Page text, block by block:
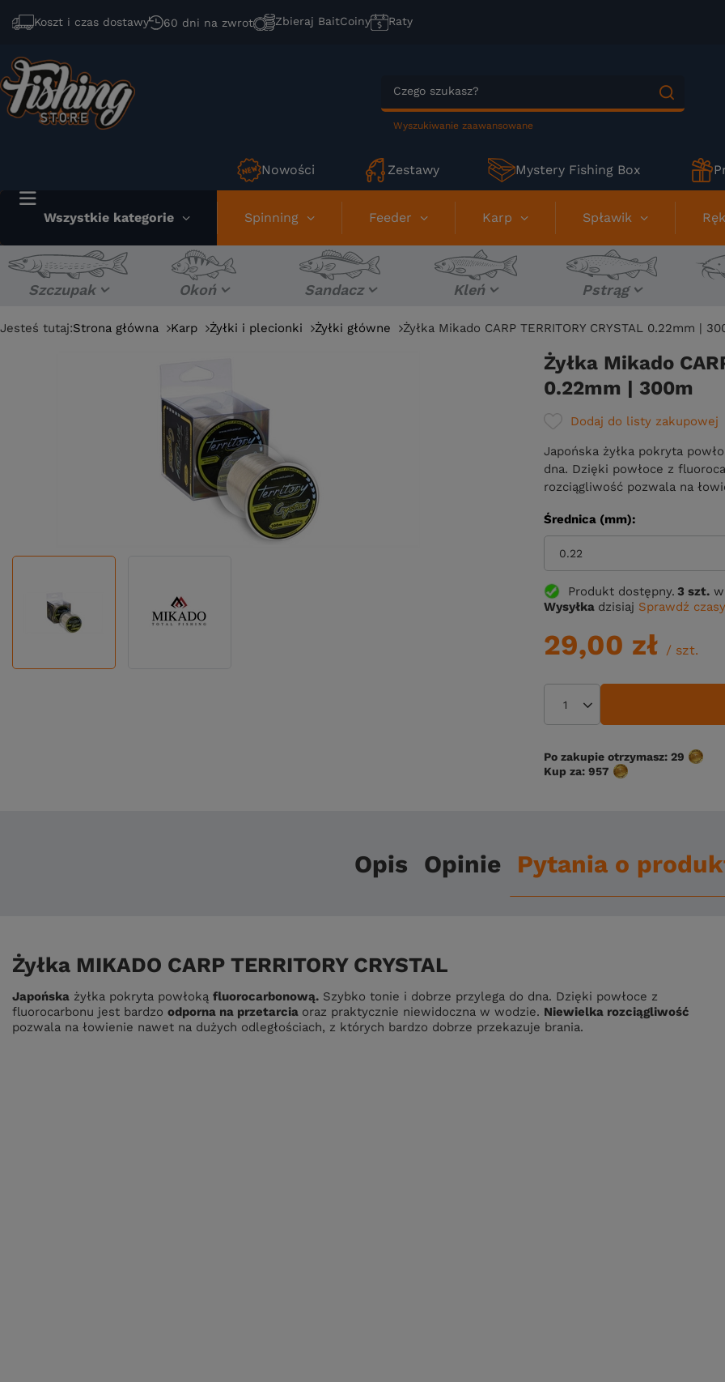
Koszt i czas dostawy 60 dni na zwrot Zbieraj BaitCoiny Raty
Wyszukiwanie zaawansowane
Nowości Zestawy Mystery Fishing Box
Wszystkie kategorie Spinning Feeder Karp Spławik
Szczupak Okoń Sandacz Kleń Pstrąg
Jesteś tutaj:Strona główna Karp Żyłki i plecionki Żyłki główne Żyłka Mikado CARP TERRITORY CRYSTAL 0.22mm |
Żyłka Mikado
0.22mm | 300m
Dodaj do listy zakupowej
Japońska żyłka pokryta
dna. Dzięki powłoce z
rozciągliwość pozwala na
Średnica (mm)
0.22
Produkt dostępny 3 szt.
Wysyłka dzisiaj Sprawdź
29,00 zł / szt.
Po zakupie otrzymasz: 29
Kup za: 957
Opis Opinie Pytania o
Żyłka MIKADO CARP TERRITORY CRYSTAL
Japońska żyłka pokryta powłoką fluorocarbonową. Szybko tonie i dobrze przylega do dna. Dzięki powłoce z
fluorocarbonu jest bardzo odporna na przetarcia oraz praktycznie niewidoczna w wodzie. Niewielka rozciągliwość
pozwala na łowienie nawet na dużych odległościach, z których bardzo dobrze przekazuje brania.